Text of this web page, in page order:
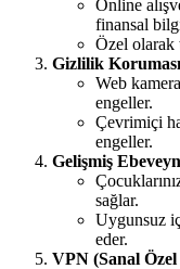
Online
finansal
Özel olarak
Gizlilik Koruması
Web
engeller.
Çevrimiçi
engeller.
Gelişmiş
sağlar.
Uygunsuz
eder.
VPN (Sanal